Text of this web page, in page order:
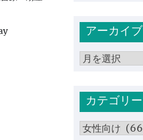
アーカイブ
ア
イ
ブ
カテゴリー
カ